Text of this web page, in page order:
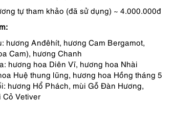
tự tham khảo (đã sử dụng) ~ 4.000.000đ
hương Anđêhít, hương Cam Bergamot,
Cam), hương Chanh
hương hoa Diên Vĩ, hương hoa Nhài
Huệ thung lũng, hương hoa Hồng tháng 5
hương Hổ Phách, mùi Gỗ Đàn Hương,
Cỏ Vetiver